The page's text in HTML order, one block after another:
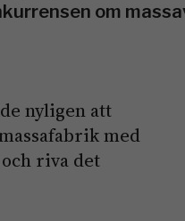
om
nyligen att
med
riva det